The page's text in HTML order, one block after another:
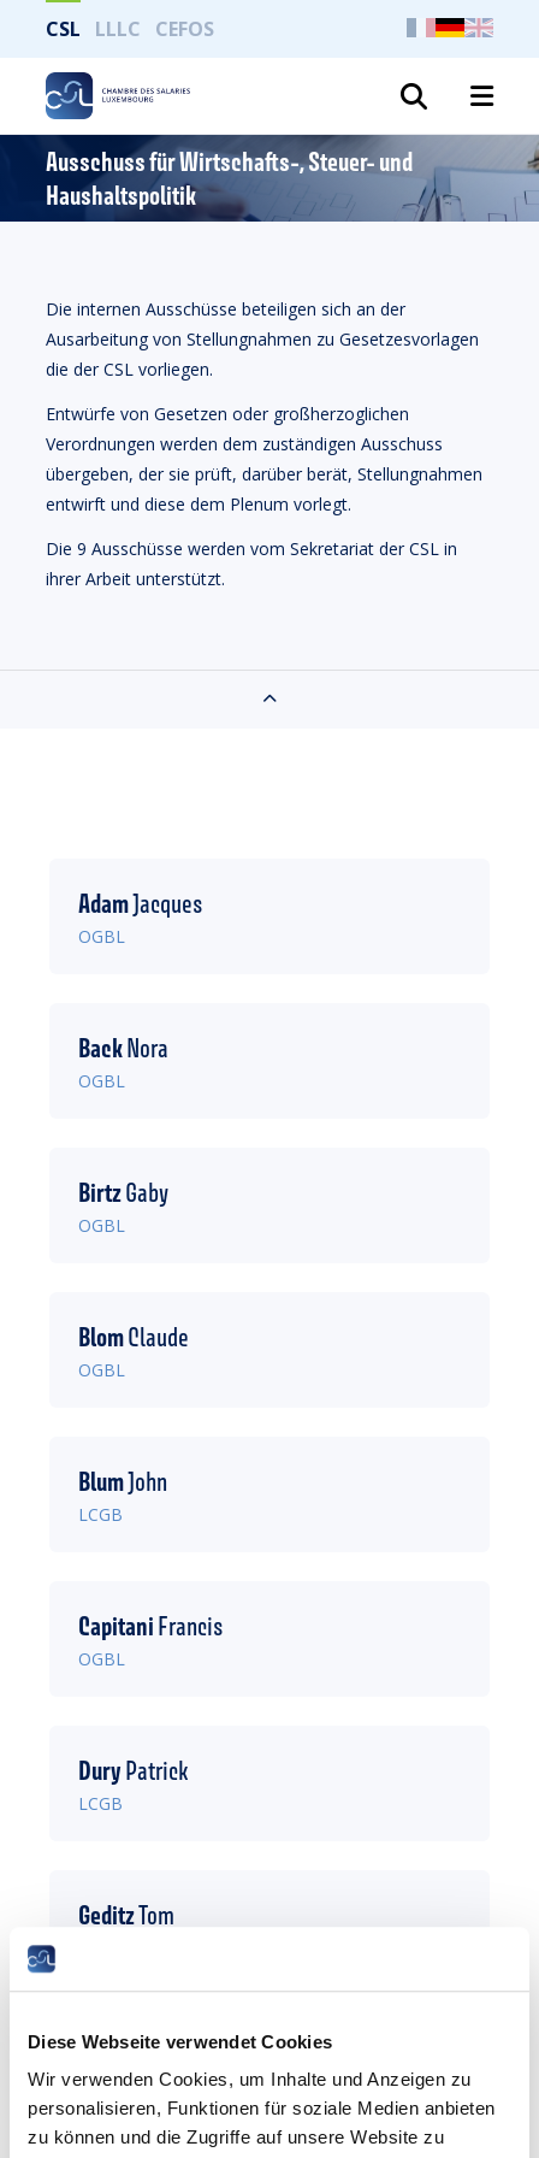
Diese Webseite verwendet Cookies
Wir verwenden Cookies, um Inhalte und Anzeigen zu
personalisieren, Funktionen für soziale Medien anbieten
zu können und die Zugriffe auf unsere Website zu
CSL LLLC CEFOS
Ausschuss für Wirtschafts-, Steuer- und
Haushaltspolitik
Die internen Ausschüsse beteiligen sich an der
Ausarbeitung von Stellungnahmen zu Gesetzesvorlagen
die der CSL vorliegen.
Entwürfe von Gesetzen oder großherzoglichen
Verordnungen werden dem zuständigen Ausschuss
übergeben, der sie prüft, darüber berät, Stellungnahmen
entwirft und diese dem Plenum vorlegt.
Die 9 Ausschüsse werden vom Sekretariat der CSL in
ihrer Arbeit unterstützt.
AdamJacques
OGBL
BackNora
OGBL
BirtzGaby
OGBL
BlomClaude
OGBL
BlumJohn
LCGB
CapitaniFrancis
OGBL
DuryPatrick
LCGB
GeditzTom
GomesJohny
LCGB